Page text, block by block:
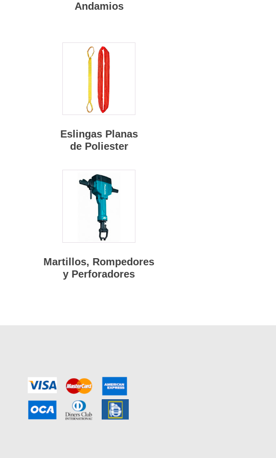
Andamios
Eslingas Planas
de Poliester
Martillos, Rompedores
y Perforadores